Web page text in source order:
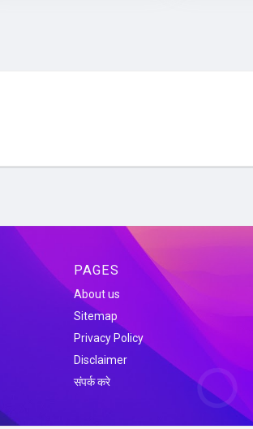
PAGES
About us
Sitemap
Privacy Policy
Disclaimer
संपर्क करे